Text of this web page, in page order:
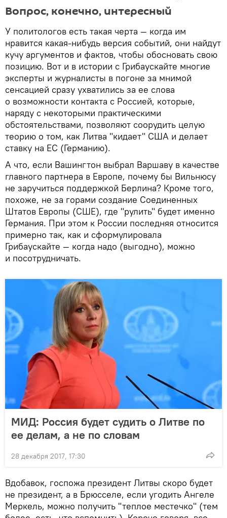
Вопрос, конечно, интересный
У политологов есть такая черта — когда им
нравится какая-нибудь версия событий, они найдут
кучу аргументов и фактов, чтобы обосновать свою
позицию. Вот и в истории с Грибаускайте многие
эксперты и журналисты в погоне за мнимой
сенсацией сразу ухватились за ее слова
о возможности контакта с Россией, которые,
наряду с некоторыми практическими
обстоятельствами, позволяют соорудить целую
теорию о том, как Литва "кидает" США и делает
ставку на ЕС (Германию).
А что, если Вашингтон выбрал Варшаву в качестве
главного партнера в Европе, почему бы Вильнюсу
не заручиться поддержкой Берлина? Кроме того,
похоже, не за горами создание Соединенных
Штатов Европы (СШЕ), где "рулить" будет именно
Германия. При этом к России последняя относится
примерно так, как и сформулировала
Грибаускайте — когда надо (выгодно), можно
и посотрудничать.
МИД: Россия будет судить о Литве по
ее делам, а не по словам
28 декабря 2017, 17:30
Вдобавок, госпожа президент Литвы скоро будет
не президент, а в Брюсселе, если угодить Ангеле
Меркель, можно получить "теплое местечко" (тем